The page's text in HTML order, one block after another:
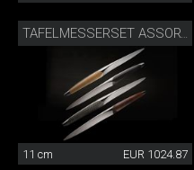
11 cm EUR 1024.87